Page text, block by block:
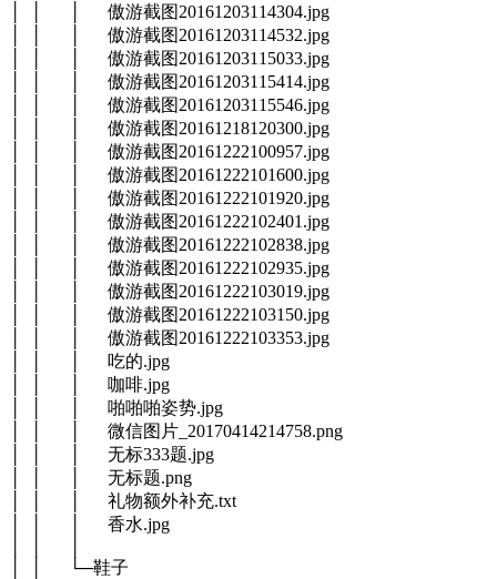
│ │ │ 傲游截图20161203114304.jpg
│ │ │ 傲游截图20161203114532.jpg
│ │ │ 傲游截图20161203115033.jpg
│ │ │ 傲游截图20161203115414.jpg
│ │ │ 傲游截图20161203115546.jpg
│ │ │ 傲游截图20161218120300.jpg
│ │ │ 傲游截图20161222100957.jpg
│ │ │ 傲游截图20161222101600.jpg
│ │ │ 傲游截图20161222101920.jpg
│ │ │ 傲游截图20161222102401.jpg
│ │ │ 傲游截图20161222102838.jpg
│ │ │ 傲游截图20161222102935.jpg
│ │ │ 傲游截图20161222103019.jpg
│ │ │ 傲游截图20161222103150.jpg
│ │ │ 傲游截图20161222103353.jpg
│ │ │ 吃的.jpg
│ │ │ 咖啡.jpg
│ │ │ 啪啪啪姿势.jpg
│ │ │ 微信图片_20170414214758.png
│ │ │ 无标333题.jpg
│ │ │ 无标题.png
│ │ │ 礼物额外补充.txt
│ │ │ 香水.jpg
│ │ └─鞋子